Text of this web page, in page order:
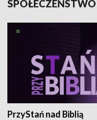
SPOŁECZEŃSTWO
PrzyStań nad Biblią